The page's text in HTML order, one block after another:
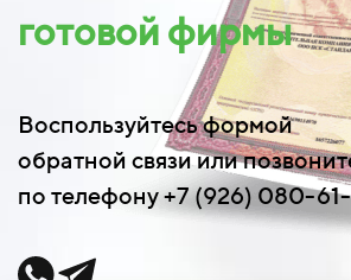
готовой фирмы
Воспользуйтесь формой
обратной связи или
по телефону +7 (926) 080-